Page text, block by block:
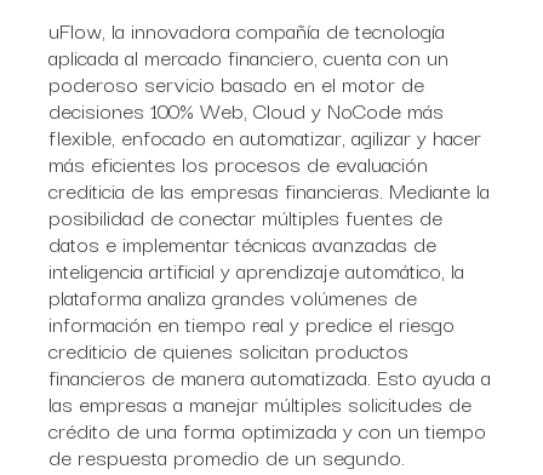
uFlow, la innovadora compañía de tecnología
aplicada al mercado financiero, cuenta con un
poderoso servicio basado en el motor de
decisiones 100% Web, Cloud y NoCode más
flexible, enfocado en automatizar, agilizar y hacer
más eficientes los procesos de evaluación
crediticia de las empresas financieras. Mediante la
posibilidad de conectar múltiples fuentes de
datos e implementar técnicas avanzadas de
inteligencia artificial y aprendizaje automático, la
plataforma analiza grandes volúmenes de
información en tiempo real y predice el riesgo
crediticio de quienes solicitan productos
financieros de manera automatizada. Esto ayuda a
las empresas a manejar múltiples solicitudes de
crédito de una forma optimizada y con un tiempo
de respuesta promedio de un segundo.